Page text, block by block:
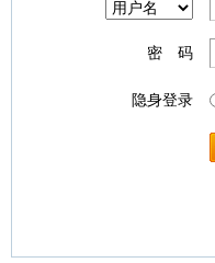
密 码
隐身登录